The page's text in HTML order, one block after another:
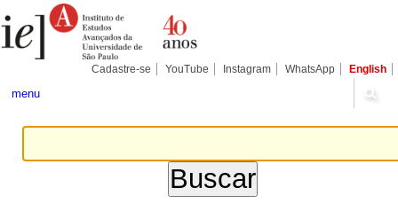
para
conteúdo.
Pessoais
Cadastre-se YouTube Instagram WhatsApp English
menu